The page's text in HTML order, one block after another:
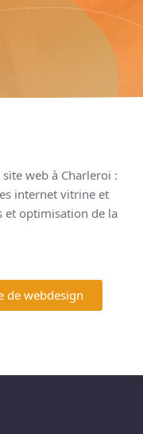
web à Charleroi :
internet vitrine et
et optimisation de la
de webdesign